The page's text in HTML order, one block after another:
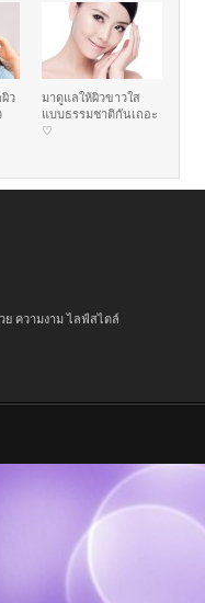
ว
มาดูแลให้ผิวขาวใส
แบบธรรมชาติกันเถอะ
♡
ความงาม ไลฟ์สไตล์